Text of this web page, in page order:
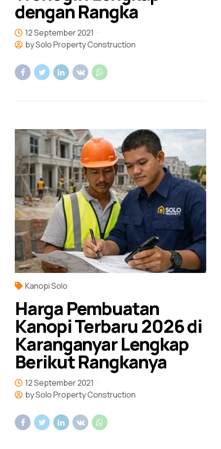
dengan Rangka
12 September 2021
by Solo Property Construction
Kanopi Solo
Harga Pembuatan
Kanopi Terbaru 2026 di
Karanganyar Lengkap
Berikut Rangkanya
12 September 2021
by Solo Property Construction